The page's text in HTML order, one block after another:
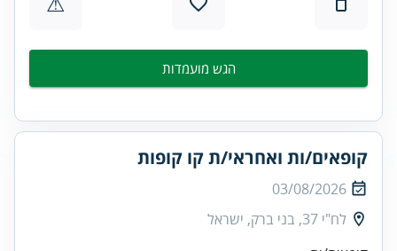
הגש מועמדות
קופאים/ות ואחראי/ת קו קופות
03/08/2026
לח"י 37, בני ברק, ישראל